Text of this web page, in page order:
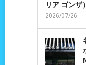
リア ゴンザ
2026/07/26